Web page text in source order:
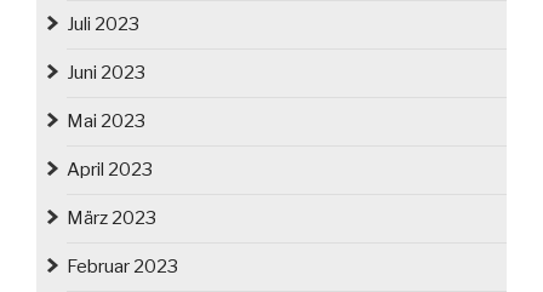
Juli 2023
Juni 2023
Mai 2023
April 2023
März 2023
Februar 2023